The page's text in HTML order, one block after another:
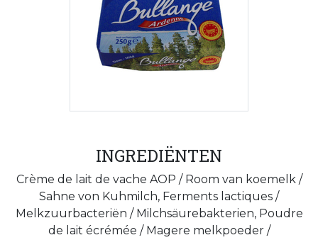
INGREDIËNTEN
Crème de lait de vache AOP / Room van koemelk /
Sahne von Kuhmilch, Ferments lactiques /
Melkzuurbacteriën / Milchsäurebakterien, Poudre
de lait écrémée / Magere melkpoeder /